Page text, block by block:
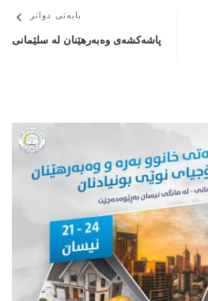
بابەتی دواتر
پاشەكشەی وەبەرهێنان لە سلێمانی